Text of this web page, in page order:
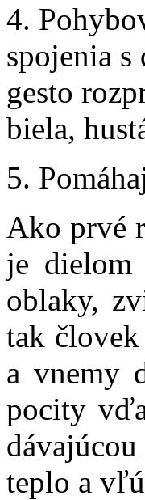
4.
spojenia
gesto
biela,
5.
Ako prvé
je dielom
oblaky,
tak
a vnemy
pocity
teplo a